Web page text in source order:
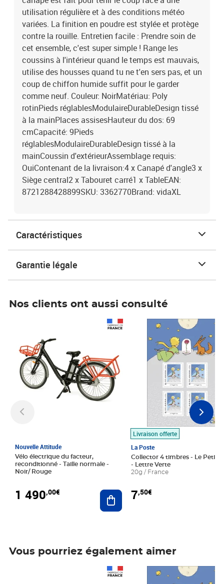
utilisation régulière et à des conditions météo
variées. La finition en poudre est stylée et protège
contre la rouille. Entretien facile : Prendre soin de
cet ensemble, c'est super simple ! Range les
coussins à l'intérieur quand le temps est mauvais,
utilise des housses quand tu ne t'en sers pas, et un
coup de chiffon humide suffit pour le garder
comme neuf. Couleur: NoirMatériau: Poly
rotinPieds réglablesModulaireDurableDesign tissé
à la mainPlaces assisesHauteur du dos: 69
cmCapacité: 9Pieds
réglablesModulaireDurableDesign tissé à la
mainCoussin d'extérieurAssemblage requis:
OuiContenant de la livraison:4 x Canapé d'angle3 x
Siège central2 x Tabouret carré1 x TableEAN:
8721288428899SKU: 3362770Brand: vidaXL
Caractéristiques
Garantie légale
Nos clients ont aussi consulté
Nouvelle Attitude
Vélo électrique du facteur,
reconditionné - Taille normale -
Noir/ Rouge
1 490,00€ Ajouter au panier
Livraison offerte
La Poste
Collector 4 timbres - Le Petit
- Lettre Verte
20g / France
7,50€
Prix 7,50€
Vous pourriez également aimer
Prix 7,50€